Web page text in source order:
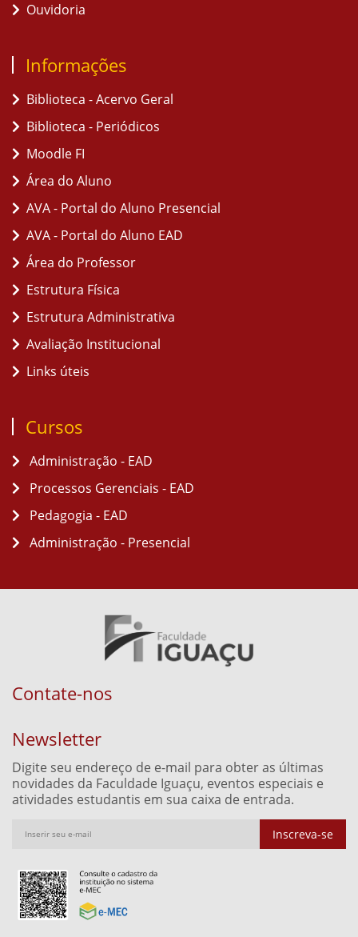
Ouvidoria
Informações
Biblioteca - Acervo Geral
Biblioteca - Periódicos
Moodle FI
Área do Aluno
AVA - Portal do Aluno Presencial
AVA - Portal do Aluno EAD
Área do Professor
Estrutura Física
Estrutura Administrativa
Avaliação Institucional
Links úteis
Cursos
Administração - EAD
Processos Gerenciais - EAD
Pedagogia - EAD
Administração - Presencial
Contate-nos
Newsletter
Digite seu endereço de e-mail para obter as últimas
novidades da Faculdade Iguaçu, eventos especiais e
atividades estudantis em sua caixa de entrada.
Inscreva-se